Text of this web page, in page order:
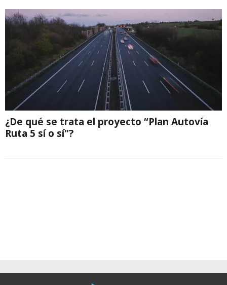
¿De qué se trata el proyecto “Plan Autovía
Ruta 5 sí o sí"?